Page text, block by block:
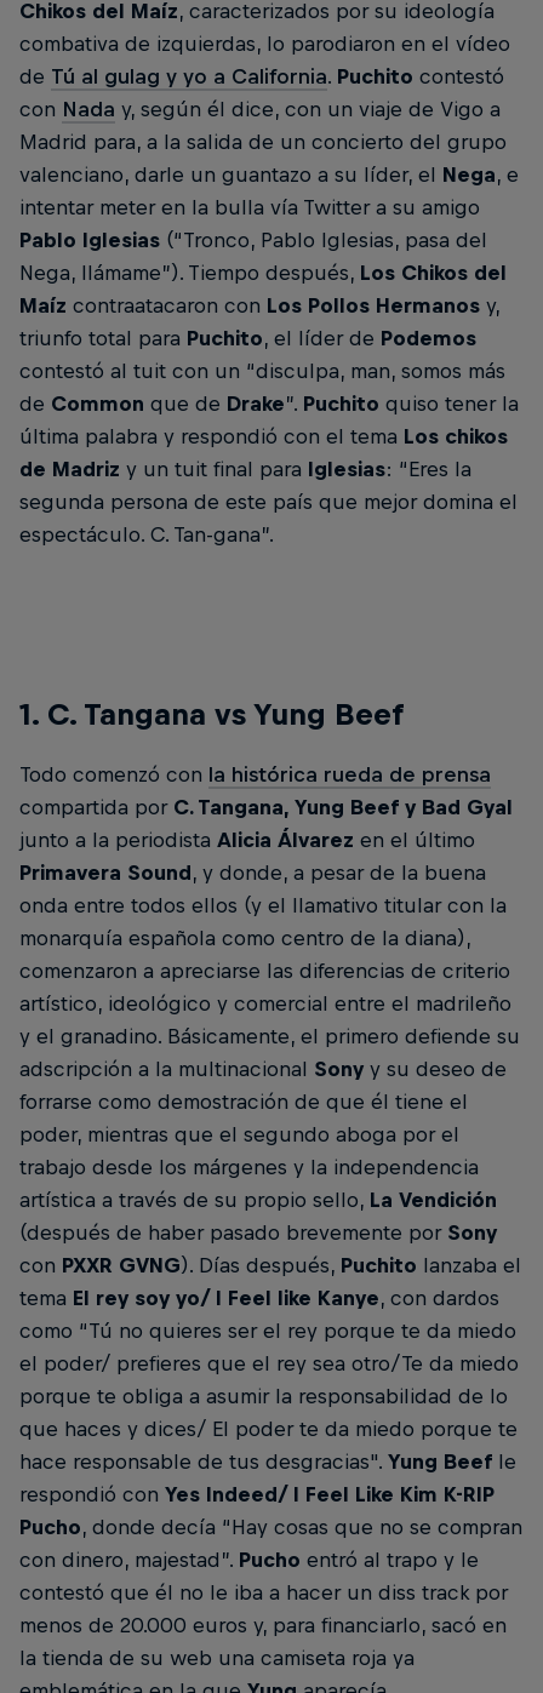
Chikos del Maíz, caracterizados por su ideología
combativa de izquierdas, lo parodiaron en el vídeo
de Tú al gulag y yo a California. Puchito contestó
con Nada y, según él dice, con un viaje de Vigo a
Madrid para, a la salida de un concierto del grupo
valenciano, darle un guantazo a su líder, el Nega, e
intentar meter en la bulla vía Twitter a su amigo
Pablo Iglesias (“Tronco, Pablo Iglesias, pasa del
Nega, llámame”). Tiempo después, Los Chikos del
Maíz contraatacaron con Los Pollos Hermanos y,
triunfo total para Puchito, el líder de Podemos
contestó al tuit con un “disculpa, man, somos más
de Common que de Drake”. Puchito quiso tener la
última palabra y respondió con el tema Los chikos
de Madriz y un tuit final para Iglesias: “Eres la
segunda persona de este país que mejor domina el
espectáculo. C. Tan-gana”.
1. C. Tangana vs Yung Beef
Todo comenzó con la histórica rueda de prensa
compartida por C. Tangana, Yung Beef y Bad Gyal
junto a la periodista Alicia Álvarez en el último
Primavera Sound, y donde, a pesar de la buena
onda entre todos ellos (y el llamativo titular con la
monarquía española como centro de la diana),
comenzaron a apreciarse las diferencias de criterio
artístico, ideológico y comercial entre el madrileño
y el granadino. Básicamente, el primero defiende su
adscripción a la multinacional Sony y su deseo de
forrarse como demostración de que él tiene el
poder, mientras que el segundo aboga por el
trabajo desde los márgenes y la independencia
artística a través de su propio sello, La Vendición
(después de haber pasado brevemente por Sony
con PXXR GVNG). Días después, Puchito lanzaba el
tema El rey soy yo/ I Feel like Kanye, con dardos
como “Tú no quieres ser el rey porque te da miedo
el poder/ prefieres que el rey sea otro/Te da miedo
porque te obliga a asumir la responsabilidad de lo
que haces y dices/ El poder te da miedo porque te
hace responsable de tus desgracias". Yung Beef le
respondió con Yes Indeed/ I Feel Like Kim K-RIP
Pucho, donde decía “Hay cosas que no se compran
con dinero, majestad”. Pucho entró al trapo y le
contestó que él no le iba a hacer un diss track por
menos de 20.000 euros y, para financiarlo, sacó en
la tienda de su web una camiseta roja ya